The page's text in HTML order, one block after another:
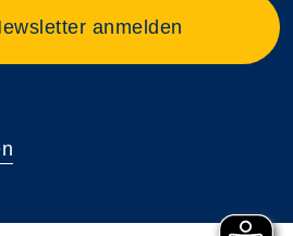
anmelden